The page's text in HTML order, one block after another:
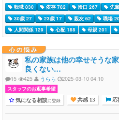
転職 830
依存 782 陰口 267 先
30歳 27
23歳 17 親友 62 職場
人間関係 129
心配 188 母親 201
心の悩み
私の家族は他の幸せそうな
良くない…
15 425 うらら 2025-03-10 04:10
スタッフのお返事希望
気になる相談に登録 共感 13 応